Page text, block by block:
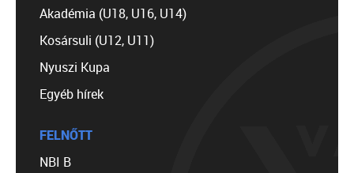
Akadémia (U18, U16, U14)
Kosársuli (U12, U11)
Nyuszi Kupa
Egyéb hírek
FELNŐTT
NBI B